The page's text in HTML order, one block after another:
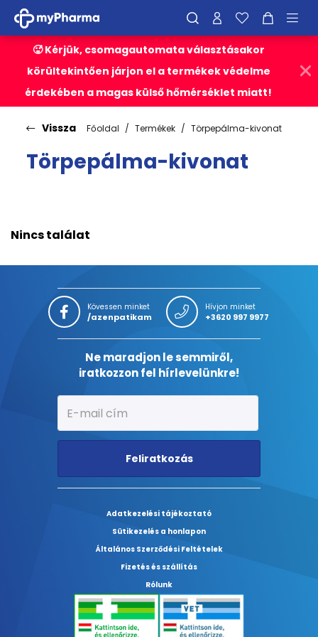
🥵 Kérjük, csomagautomata választásakor
körültekintően járjon el a termékek védelme
érdekében a magas külső hőmérséklet miatt!
Vissza Főoldal Termékek Törpepálma-kivonat
Törpepálma-kivonat
Nincs találat
Kövessen minket
/azenpatikam
Hívjon minket
+3620 997 9977
Ne maradjon le semmiről,
iratkozzon fel hírlevelünkre!
Feliratkozás
Adatkezelési tájékoztató
Sütikezelés a honlapon
Általános Szerződési Feltételek
Fizetés és szállítás
Rólunk